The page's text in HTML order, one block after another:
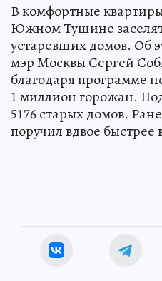
В комфортные
Южном Тушине
устаревших домов. Об
мэр Москвы Сергей
благодаря программе
1 миллион горожан.
5176 старых домов.
поручил вдвое